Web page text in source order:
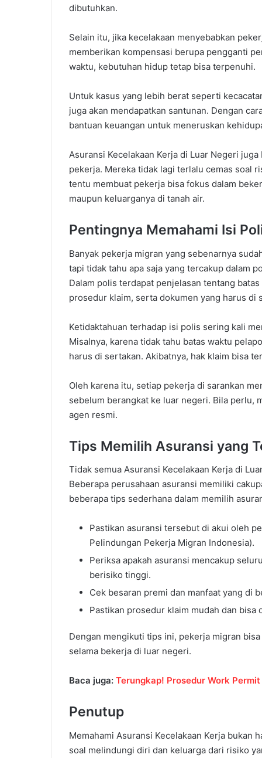
dibutuhkan.
Selain itu, jika kecelakaan menyebabkan
memberikan kompensasi berupa pengganti
waktu, kebutuhan hidup tetap bisa terpenuhi.
Untuk kasus yang lebih berat seperti
juga akan mendapatkan santunan. Dengan
bantuan keuangan untuk meneruskan
Asuransi Kecelakaan Kerja di Luar Negeri
pekerja. Mereka tidak lagi terlalu cemas soal
tentu membuat pekerja bisa fokus dalam
maupun keluarganya di tanah air.
Pentingnya Memahami Isi
Banyak pekerja migran yang sebenarnya
tapi tidak tahu apa saja yang tercakup dalam
Dalam polis terdapat penjelasan tentang
prosedur klaim, serta dokumen yang harus di
Ketidaktahuan terhadap isi polis sering kali
Misalnya, karena tidak tahu batas waktu
harus di sertakan. Akibatnya, hak klaim bisa
Oleh karena itu, setiap pekerja di sarankan
sebelum berangkat ke luar negeri. Bila perlu,
agen resmi.
Tips Memilih Asuransi yang
Tidak semua Asuransi Kecelakaan Kerja di
Beberapa perusahaan asuransi memiliki
beberapa tips sederhana dalam memilih
Pastikan asuransi tersebut di akui oleh
Pelindungan Pekerja Migran Indonesia).
Periksa apakah asuransi mencakup
berisiko tinggi.
Cek besaran premi dan manfaat yang di
Pastikan prosedur klaim mudah dan
Dengan mengikuti tips ini, pekerja migran
selama bekerja di luar negeri.
Baca juga: Terungkap! Prosedur Work
Penutup
Memahami Asuransi Kecelakaan Kerja bukan
soal melindungi diri dan keluarga dari risiko